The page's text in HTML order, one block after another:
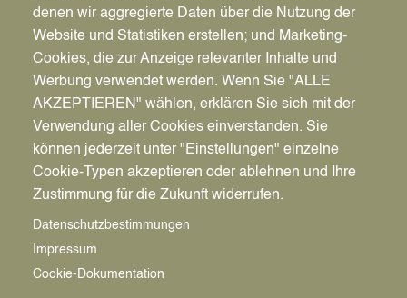
Pfadnavigation
Wirtschaft | Bauen | Umwelt Wirtschaftsförderung News
Wirtschafts-
News
denen wir aggregierte Daten über die Nutzung der
Website und Statistiken erstellen; und Marketing-
Cookies, die zur Anzeige relevanter Inhalte und
Werbung verwendet werden. Wenn Sie "ALLE
AKZEPTIEREN" wählen, erklären Sie sich mit der
Verwendung aller Cookies einverstanden. Sie
können jederzeit unter "Einstellungen" einzelne
Cookie-Typen akzeptieren oder ablehnen und Ihre
Zustimmung für die Zukunft widerrufen.
Datenschutzbestimmungen
Impressum
Cookie-Dokumentation